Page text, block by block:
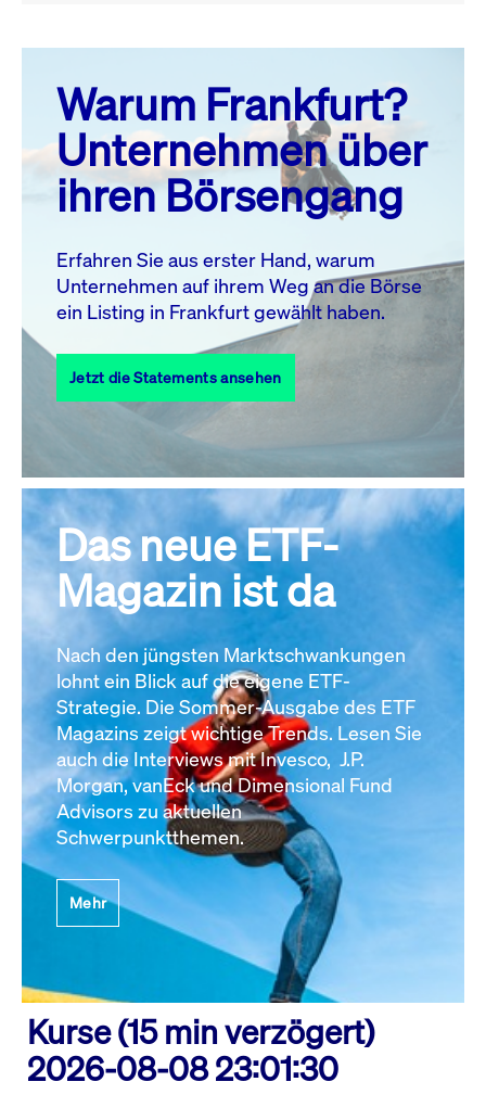
August 26
MO. DI. MI. DO. FR. SA. SO.
1
2
3
4 5 6 7 8
10 11 13 14
17
18 19 20 21 22
23
27 28
31
Alle Events
Warum Frankfurt?
Unternehmen über
ihren Börsengang
Erfahren Sie aus erster Hand, warum
Unternehmen auf ihrem Weg an die Börse
ein Listing in Frankfurt gewählt haben.
Jetzt die Statements ansehen
Das neue ETF-
Magazin ist da
Nach den jüngsten Marktschwankungen
lohnt ein Blick auf die eigene ETF-
Strategie. Die Sommer-Ausgabe des ETF
Magazins zeigt wichtige Trends. Lesen Sie
auch die Interviews mit Invesco, J.P.
Morgan, vanEck und Dimensional Fund
Advisors zu aktuellen
Schwerpunktthemen.
Mehr
Kurse (15 min verzögert)
2026-08-08 23:01:30